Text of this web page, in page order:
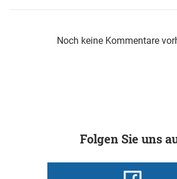
Noch keine Kommentare
Folgen Sie uns